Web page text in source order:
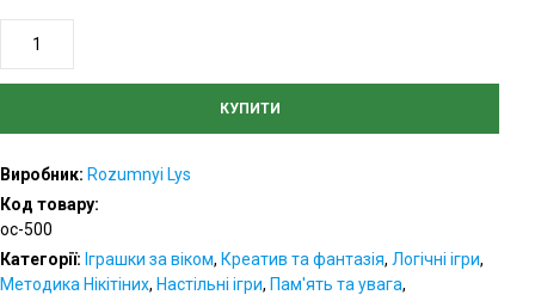
Склади
візерунок
КУПИТИ
Виробник: Rozumnyi Lys
Код товару:
oc-500
Категорії: Іграшки за віком, Креатив та фантазія, Логічні ігри,
Методика Нікітіних, Настільні ігри, Пам'ять та увага,